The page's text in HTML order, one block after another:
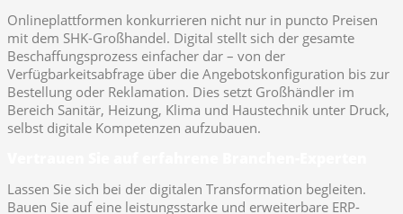
Onlineplattformen konkurrieren nicht nur in puncto Preisen
mit dem SHK-Großhandel. Digital stellt sich der gesamte
Beschaffungsprozess einfacher dar – von der
Verfügbarkeitsabfrage über die Angebotskonfiguration bis zur
Bestellung oder Reklamation. Dies setzt Großhändler im
Bereich Sanitär, Heizung, Klima und Haustechnik unter Druck,
selbst digitale Kompetenzen aufzubauen.
Lassen Sie sich bei der digitalen Transformation begleiten.
Bauen Sie auf eine leistungsstarke und erweiterbare ERP-